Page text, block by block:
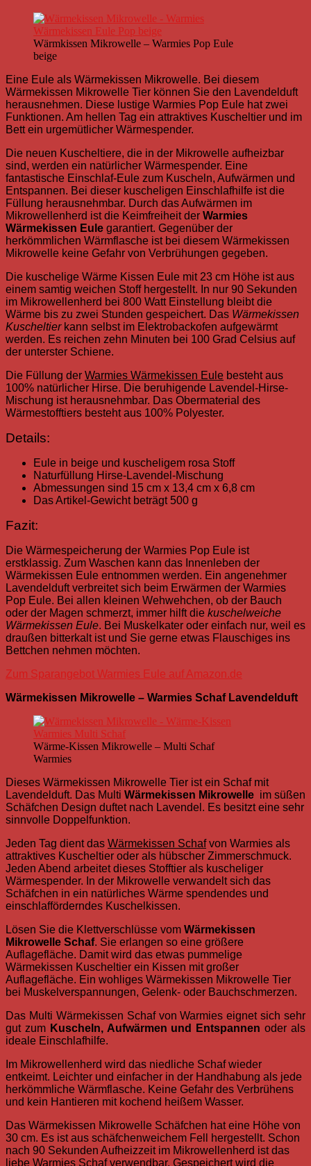
Wärmkissen Mikrowelle – Warmies Pop Eule
beige
Eine Eule als Wärmekissen Mikrowelle. Bei diesem
Wärmekissen Mikrowelle Tier können Sie den Lavendelduft
herausnehmen. Diese lustige Warmies Pop Eule hat zwei
Funktionen. Am hellen Tag ein attraktives Kuscheltier und im
Bett ein urgemütlicher Wärmespender.
Die neuen Kuscheltiere, die in der Mikrowelle aufheizbar
sind, werden ein natürlicher Wärmespender. Eine
fantastische Einschlaf-Eule zum Kuscheln, Aufwärmen und
Entspannen. Bei dieser kuscheligen Einschlafhilfe ist die
Füllung herausnehmbar. Durch das Aufwärmen im
Mikrowellenherd ist die Keimfreiheit der Warmies
Wärmekissen Eule garantiert. Gegenüber der
herkömmlichen Wärmflasche ist bei diesem Wärmekissen
Mikrowelle keine Gefahr von Verbrühungen gegeben.
Die kuschelige Wärme Kissen Eule mit 23 cm Höhe ist aus
einem samtig weichen Stoff hergestellt. In nur 90 Sekunden
im Mikrowellenherd bei 800 Watt Einstellung bleibt die
Wärme bis zu zwei Stunden gespeichert. Das Wärmekissen
Kuscheltierkann selbst im Elektrobackofen aufgewärmt
werden. Es reichen zehn Minuten bei 100 Grad Celsius auf
der unterster Schiene.
Die Füllung der Warmies Wärmekissen Eule besteht aus
100% natürlicher Hirse. Die beruhigende Lavendel-Hirse-
Mischung ist herausnehmbar. Das Obermaterial des
Wärmestofftiers besteht aus 100% Polyester.
Details:
Eule in beige und kuscheligem rosa Stoff
Naturfüllung Hirse-Lavendel-Mischung
Abmessungen sind 15 cm x 13,4 cm x 6,8 cm
Das Artikel-Gewicht beträgt 500 g
Fazit:
Die Wärmespeicherung der Warmies Pop Eule ist
erstklassig. Zum Waschen kann das Innenleben der
Wärmekissen Eule entnommen werden. Ein angenehmer
Lavendelduft verbreitet sich beim Erwärmen der Warmies
Pop Eule. Bei allen kleinen Wehwehchen, ob der Bauch
oder der Magen schmerzt, immer hilft die kuschelweiche
Wärmekissen Eule. Bei Muskelkater oder einfach nur, weil es
draußen bitterkalt ist und Sie gerne etwas Flauschiges ins
Bettchen nehmen möchten.
Zum Sparangebot Warmies Eule auf Amazon.de
Wärmekissen Mikrowelle – Warmies Schaf Lavendelduft
Wärme-Kissen Mikrowelle – Multi Schaf
Warmies
Dieses Wärmekissen Mikrowelle Tier ist ein Schaf mit
Lavendelduft. Das Multi Wärmekissen Mikrowelle im süßen
Schäfchen Design duftet nach Lavendel. Es besitzt eine sehr
sinnvolle Doppelfunktion.
Jeden Tag dient das Wärmekissen Schafvon Warmies als
attraktives Kuscheltier oder als hübscher Zimmerschmuck.
Jeden Abend arbeitet dieses Stofftier als kuscheliger
Wärmespender. In der Mikrowelle verwandelt sich das
Schäfchen in ein natürliches Wärme spendendes und
einschlafförderndes Kuschelkissen.
Lösen Sie die Klettverschlüsse vom Wärmekissen
Mikrowelle Schaf. Sie erlangen so eine größere
Auflagefläche. Damit wird das etwas pummelige
Wärmekissen Kuscheltier ein Kissen mit großer
Auflagefläche. Ein wohliges Wärmekissen Mikrowelle Tier
bei Muskelverspannungen, Gelenk- oder Bauchschmerzen.
Das Multi Wärmekissen Schaf von Warmies eignet sich sehr
gut zum Kuscheln, Aufwärmen und Entspannen oder als
ideale Einschlafhilfe.
Im Mikrowellenherd wird das niedliche Schaf wieder
entkeimt. Leichter und einfacher in der Handhabung als jede
herkömmliche Wärmflasche. Keine Gefahr des Verbrühens
und kein Hantieren mit kochend heißem Wasser.
Das Wärmekissen Mikrowelle Schäfchen hat eine Höhe von
30 cm. Es ist aus schäfchenweichem Fell hergestellt. Schon
nach 90 Sekunden Aufheizzeit im Mikrowellenherd ist das
liebe Warmies Schaf verwendbar. Gespeichert wird die